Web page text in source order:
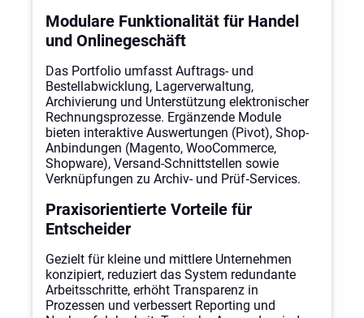
Modulare Funktionalität für Handel
und Onlinegeschäft
Das Portfolio umfasst Auftrags- und
Bestellabwicklung, Lagerverwaltung,
Archivierung und Unterstützung elektronischer
Rechnungsprozesse. Ergänzende Module
bieten interaktive Auswertungen (Pivot), Shop-
Anbindungen (Magento, WooCommerce,
Shopware), Versand-Schnittstellen sowie
Verknüpfungen zu Archiv- und Prüf‑Services.
Praxisorientierte Vorteile für
Entscheider
Gezielt für kleine und mittlere Unternehmen
konzipiert, reduziert das System redundante
Arbeitsschritte, erhöht Transparenz in
Prozessen und verbessert Reporting und